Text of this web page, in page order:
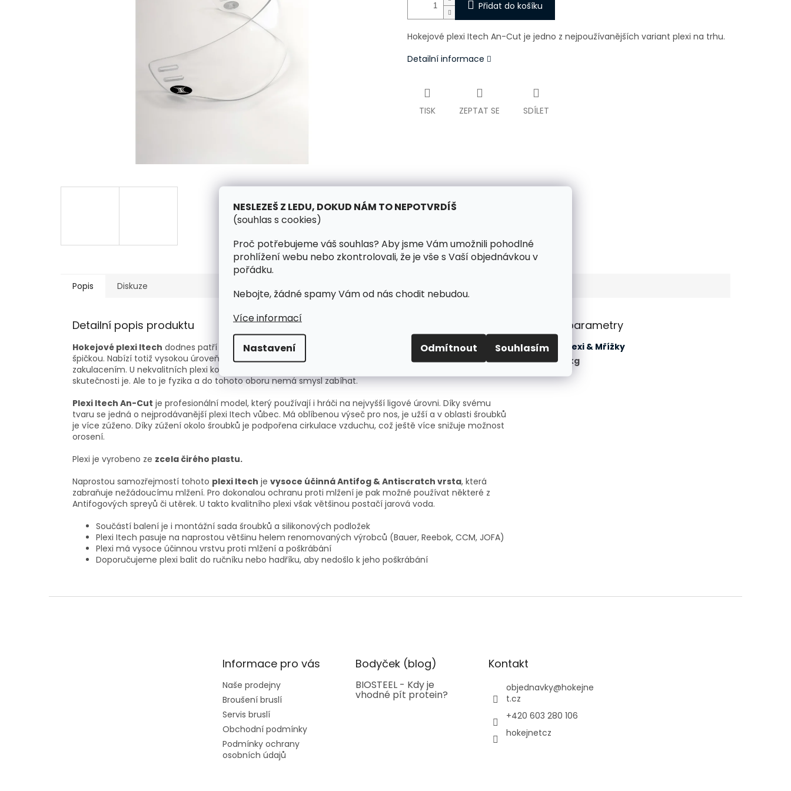
NESLEZEŠ Z LEDU, DOKUD NÁM TO NEPOTVRDÍŠ
(souhlas s cookies)
Proč potřebujeme váš souhlas? Aby jsme Vám umožnili pohodlné
prohlížení webu nebo zkontrolovali, že je vše s Vaší objednávkou v
pořádku.
Nebojte, žádné spamy Vám od nás chodit nebudou.
Více informací
Nastavení Odmítnout Souhlasím
Přidat do košíku
Hokejové plexi Itech An-Cut je jedno z nejpoužívanějších variant plexi na trhu.
Detailní informace
TISK ZEPTAT SE SDÍLET
Popis Diskuze
Detailní popis produktu
Hokejové plexi Itech dodnes patří mezi nejvyhledávanější plexi na trhu! Spolu s Oakley jsou naprostou
špičkou. Nabízí totiž vysokou úroveň zpracování, která naprosto minimalizuje odchylky způsobené
zakulacením. U nekvalitních plexi kolikrát bolí z používání oči a zároveň je vše mírně jinde než ve
skutečnosti je. Ale to je fyzika a do tohoto oboru nemá smysl zabíhat.
Plexi Itech An-Cut je profesionální model, který používají i hráči na nejvyšší ligové úrovni. Díky svému
tvaru se jedná o nejprodávanější plexi Itech vůbec. Má oblíbenou výseč pro nos, je užší a v oblasti šroubků
je více zúženo. Díky zúžení okolo šroubků je podpořena cirkulace vzduchu, což ještě více snižuje možnost
orosení.
Plexi je vyrobeno ze zcela čirého plastu.
Naprostou samozřejmostí tohoto plexi Itech je vysoce účinná Antifog & Antiscratch vrsta, která
zabraňuje nežádoucímu mlžení. Pro dokonalou ochranu proti mlžení je pak možné používat některé z
Antifogových spreyů či utěrek. U takto kvalitního plexi však většinou postačí jarová voda.
Součástí balení je i montážní sada šroubků a silikonových podložek
Plexi Itech pasuje na naprostou většinu helem renomovaných výrobců (Bauer, Reebok, CCM, JOFA)
Plexi má vysoce účinnou vrstvu proti mlžení a poškrábání
Doporučujeme plexi balit do ručníku nebo hadříku, aby nedošlo k jeho poškrábání
Doplňkové parametry
Kategorie:
Plexi & Mřížky
Hmotnost: 1 kg
Informace pro vás
Naše prodejny
Broušení bruslí
Servis bruslí
Obchodní podmínky
Podmínky ochrany
osobních údajů
Bodyček (blog)
BIOSTEEL - Kdy je
vhodné pít protein?
Kontakt
objednavky@hokejne
t.cz
+420 603 280 106
hokejnetcz